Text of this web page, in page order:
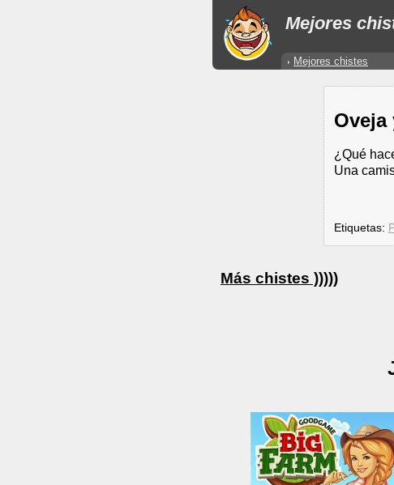
Mejores
Mejores chistes
¿Qué
Una
Etiquetas:
Más chistes )))))